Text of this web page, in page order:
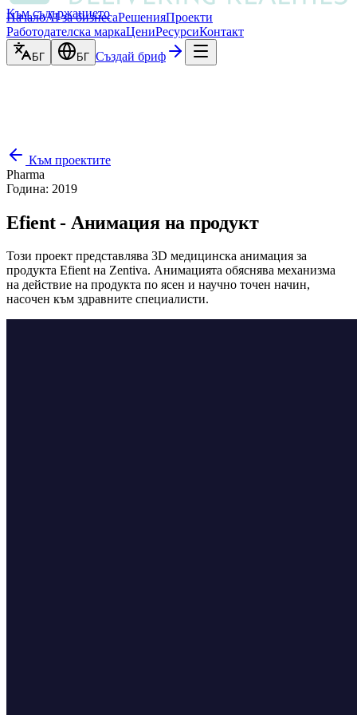
Към съдържанието
НачалоAI за бизнесаРешенияПроекти
Работодателска маркаЦениРесурсиКонтакт
БГ БГ Създай бриф
Към проектите
Pharma
Година: 2019
Efient - Анимация на продукт
Този проект представлява 3D медицинска анимация за
продукта Efient на Zentiva. Анимацията обяснява механизма
на действие на продукта по ясен и научно точен начин,
насочен към здравните специалисти.